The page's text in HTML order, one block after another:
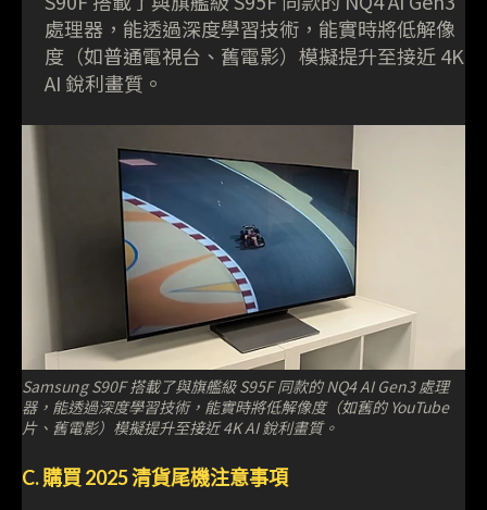
處理器，能透過深度學習技術，能實時將低解像
度（如普通電視台、舊電影）模擬提升至接近 4K
AI 銳利畫質。
Samsung S90F 搭載了與旗艦級 S95F 同款的 NQ4 AI Gen3 處理
器，能透過深度學習技術，能實時將低解像度（如舊的 YouTube
片、舊電影）模擬提升至接近 4K AI 銳利畫質。
C. 購買 2025 清貨尾機注意事項